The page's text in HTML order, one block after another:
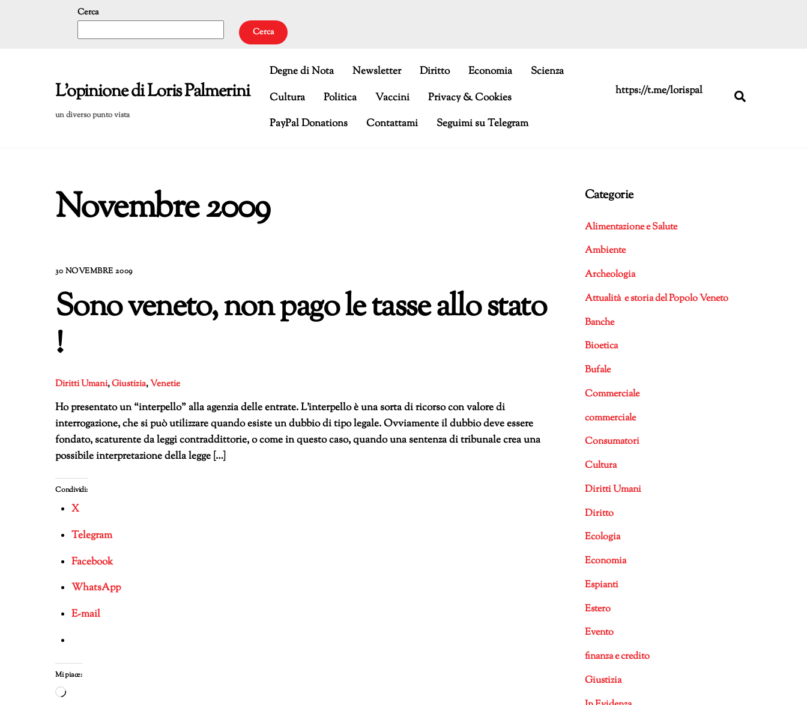
Cerca
Cerca
L'opinione di Loris Palmerini
un diverso punto vista
https://t.me/lorispal
Degne di Nota Newsletter Diritto Economia
Scienza
Cultura
Politica Vaccini
Privacy & Cookies
PayPal Donations
Contattami Seguimi su Telegram
Novembre 2009
30 NOVEMBRE 2009
Sono veneto, non pago le tasse allo stato
!
Diritti Umani,Giustizia,Venetie
Ho presentato un “interpello” alla agenzia delle entrate. L’interpello è una sorta di ricorso con valore di
interrogazione, che si può utilizzare quando esiste un dubbio di tipo legale. Ovviamente il dubbio deve essere
fondato, scaturente da leggi contraddittorie, o come in questo caso, quando una sentenza di tribunale crea una
possibile interpretazione della legge […]
Condividi:
X
Telegram
Facebook
WhatsApp
E-mail
Mi piace:
Caricamento
Categorie
Alimentazione e Salute
Ambiente
Archeologia
Attualità e storia del Popolo Veneto
Banche
Bioetica
Bufale
Commerciale
commerciale
Consumatori
Cultura
Diritti Umani
Diritto
Ecologia
Economia
Espianti
Estero
Evento
finanza e credito
Giustizia